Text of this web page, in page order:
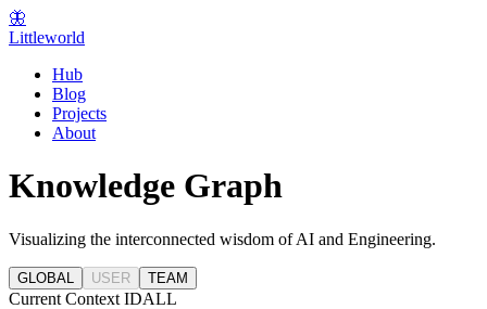
🦋
Littleworld
Hub
Blog
Projects
About
Knowledge Graph
Visualizing the interconnected wisdom of AI and Engineering.
GLOBAL USER TEAM
Current Context IDALL